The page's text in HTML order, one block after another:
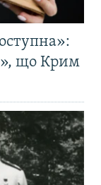
що Крим